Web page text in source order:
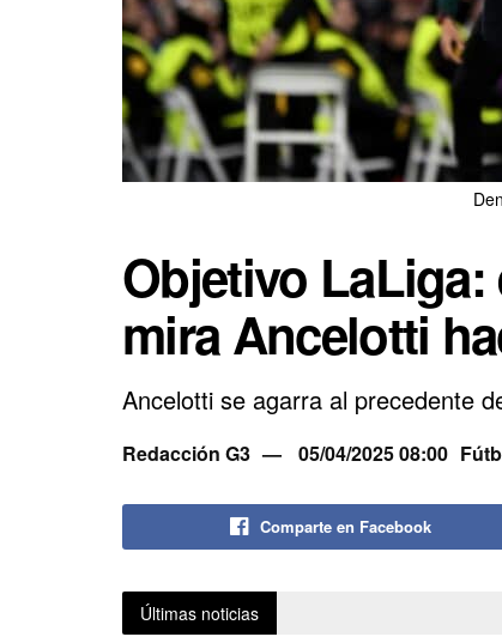
Objetivo LaLiga:
mira Ancelotti
Ancelotti se agarra al precedente
Redacción G3 05/04/2025 08:00
Comparte en Facebook
Últimas noticias